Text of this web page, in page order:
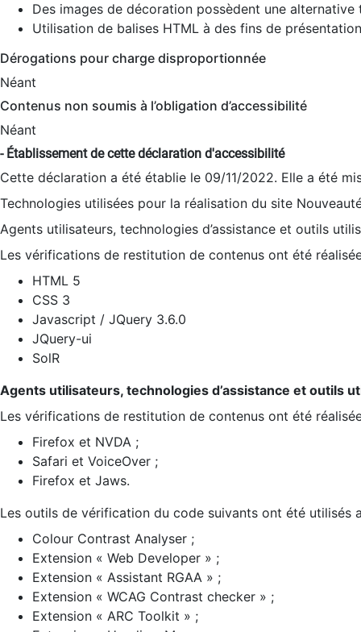
Des images de décoration possèdent une alternative
Utilisation de balises HTML à des fins de
Dérogations pour charge disproportionnée
Néant
Contenus non soumis à l’obligation d’accessibilité
Néant
- Établissement de cette déclaration d'accessibilité
Cette déclaration a été établie le 09/11/2022. Elle a été
Technologies utilisées pour la réalisation du site
Agents utilisateurs, technologies d’assistance et outils
Les vérifications de restitution de contenus ont été
HTML 5
CSS 3
Javascript / JQuery 3.6.0
JQuery-ui
SolR
Agents utilisateurs, technologies d’assistance et outils
Les vérifications de restitution de contenus ont été
Firefox et NVDA ;
Safari et VoiceOver ;
Firefox et Jaws.
Les outils de vérification du code suivants ont été utilisés
Colour Contrast Analyser ;
Extension « Web Developer » ;
Extension « Assistant RGAA » ;
Extension « WCAG Contrast checker » ;
Extension « ARC Toolkit » ;